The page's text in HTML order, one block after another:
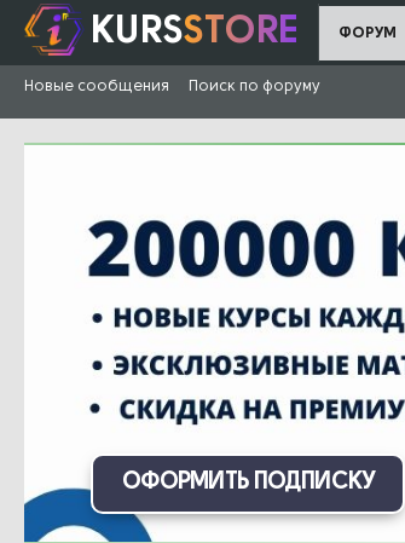
KURSSTORE ФОРУМ
Новые сообщения Поиск по форуму
ОФОРМИТЬ ПОДПИСКУ